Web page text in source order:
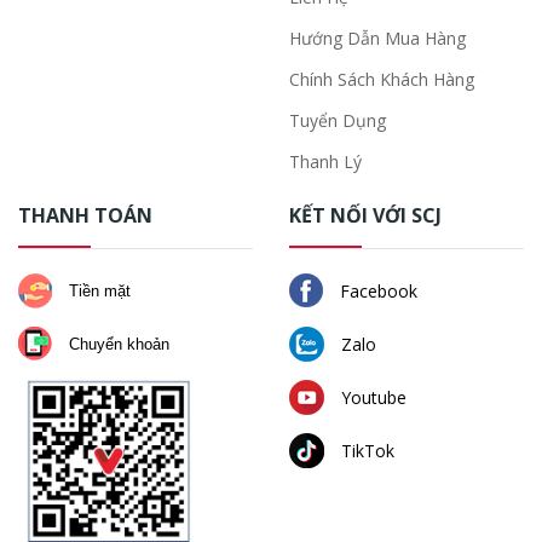
Hướng Dẫn Mua Hàng
Chính Sách Khách Hàng
Tuyển Dụng
Thanh Lý
THANH TOÁN
Tiền mặt
Chuyển khoản
KẾT NỐI VỚI SCJ
Facebook
Zalo
Youtube
TikTok